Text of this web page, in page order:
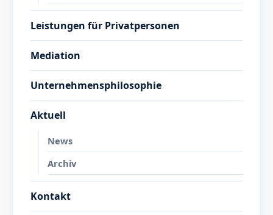
Leistungen für Privatpersonen
Mediation
Unternehmensphilosophie
Aktuell
News
Archiv
Kontakt